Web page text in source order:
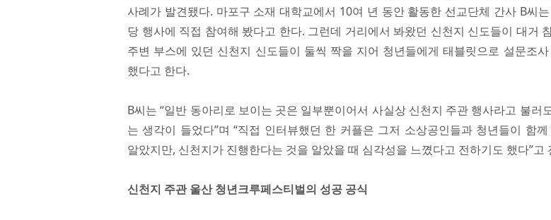
사례가 발견됐다. 마포구 소재 대학교에서 10여 년 동안 활동한 선교단체 간사 B씨
당 행사에 직접 참여해 봤다고 한다. 그런데 거리에서 봐왔던 신천지 신도들이 대거
주변 부스에 있던 신천지 신도들이 둘씩 짝을 지어 청년들에게 태블릿으로 설문조
했다고 한다.
B씨는 “일반 동아리로 보이는 곳은 일부뿐이어서 사실상 신천지 주관 행사라고 불러
는 생각이 들었다”며 “직접 인터뷰했던 한 커플은 그저 소상공인들과 청년들이 함
알았지만, 신천지가 진행한다는 것을 알았을 때 심각성을 느꼈다고 전하기도 했다”고
신천지 주관 울산 청년크루페스티벌의 성공 공식